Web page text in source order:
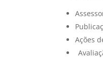
Ações